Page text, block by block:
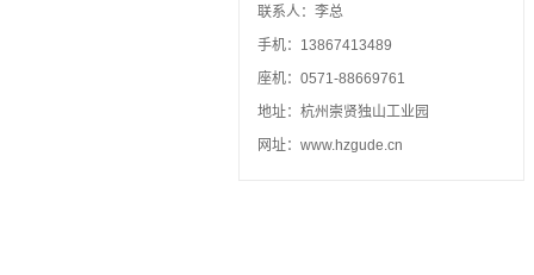
联系人：李总
手机：13867413489
座机：0571-88669761
地址：杭州崇贤独山工业园
网址：www.hzgude.cn